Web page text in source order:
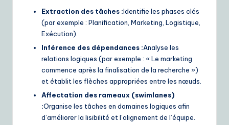
Extraction des tâches :Identifie les phases clés
(par exemple : Planification, Marketing, Logistique,
Exécution).
Inférence des dépendances :Analyse les
relations logiques (par exemple : « Le marketing
commence après la finalisation de la recherche »)
et établit les flèches appropriées entre les nœuds.
Affectation des rameaux (swimlanes)
:Organise les tâches en domaines logiques afin
d’améliorer la lisibilité et l’alignement de l’équipe.